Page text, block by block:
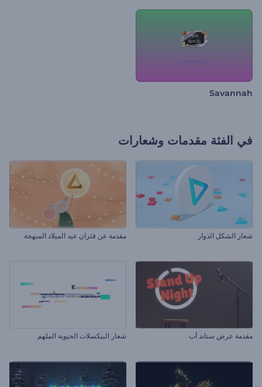
Savannah
في الفئة مقدمات وشعارات
شعار الشكل الدوار مقدمة عن فئران عيد الميلاد المبهجة
مقدمة عرض ستاند أب شعار البيكسلات الحيوية الملهم